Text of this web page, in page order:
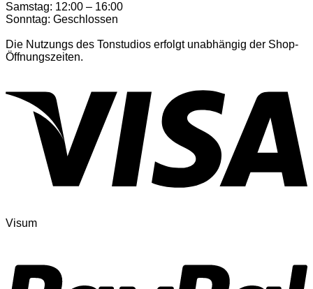
Samstag: 12:00 – 16:00
Sonntag: Geschlossen
Die Nutzungs des Tonstudios erfolgt unabhängig der Shop-
Öffnungszeiten.
Visum